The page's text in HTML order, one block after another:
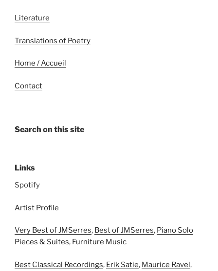
Literature
Translations of Poetry
Home / Accueil
Contact
Search on this site
Links
Spotify
Artist Profile
Very Best of JMSerres, Best of JMSerres, Piano Solo
Pieces & Suites, Furniture Music
Best Classical Recordings, Erik Satie, Maurice Ravel,